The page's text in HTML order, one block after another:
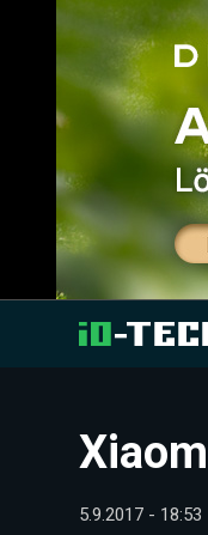
5.9.2017 - 18:53